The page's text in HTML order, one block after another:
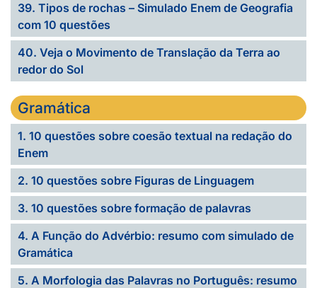
39. Tipos de rochas – Simulado Enem de Geografia
com 10 questões
40. Veja o Movimento de Translação da Terra ao
redor do Sol
Gramática
1. 10 questões sobre coesão textual na redação do
Enem
2. 10 questões sobre Figuras de Linguagem
3. 10 questões sobre formação de palavras
4. A Função do Advérbio: resumo com simulado de
Gramática
5. A Morfologia das Palavras no Português: resumo